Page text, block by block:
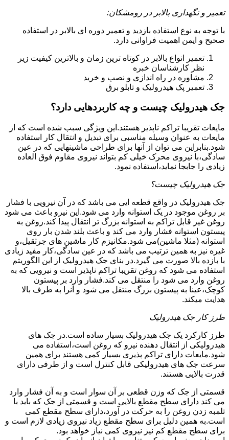
تعمیر و نگهداری بالابر در رومشکان:
با توجه به نوع استفاده بازدید و تعمیر دوره ای بالابر در استفاده
صحیح و ایمن اهمیت فراوانی دارد.
تعمیر انواع بالابر در کوتاه ترین زمان و بالاترین کیفیت زیر
نظر کارشناسان خبره
مشاوره در راه اندازی و نصب و خرید
تعمیر پک هیدرولیک و تابلو برق
جک هیدرولیک چیست و چه کاربردهایی دارد؟
مایعات تقریبا تراکم ناپذیر هستند.این ویژگی سبب شده است که از
مایعات به عنوان وسیله مناسبی برای تبدیل و انتقال کار استفاده
شود.بنابراین می توان از آنها برای طراحی ماشینهایی که در عین
سادگی،با نیروی محرک خیلی کم بتواند نیروی مقاوم فوق العاده
زیادی را جابجا نماید،استفاده نمود.
جک هیدرولیک چیست؟
جک هیدرولیک در واقع قطعه ایی می باشد که در آن نیرویی با فشار
بر روغن موجود در یک استوانه وارد می شود.این نیرو باعث می شود
روغن غیر قابل تراکم به استوانه بزرگ تر انتقال پیدا کند.روغن به
پیستون استوانه فشار وارد می کند و باعث بلند شدن بار روی
استوانه (مثلا ماشین)می شود.مکانیزم کار ماشین های جرثقیل،و
غیره نیز به همین ترتیب می باشد که در عین سادگی،کار مفید زیادی
با بازده بالا صورت می گیرد.در بنای جک هیدرولیک از این الگوریتم
استفاده می شود که روغن تقریبا تراکم ناپذیر است و نیرویی که به
روغن وارد می شود را منتقل می کند.فشار وارد بر پیستون
کوچک،عینا به پیستون بزرگ منتقل می شود و آنرا به طرف بالا
هدایت میکند.
طرز کار جک هیدرولیک
طرز کارکرد یک جک هیدرولیک بسیار ساده است.در جک های
هیدرولیکی از انتقال دهنده نیرو که روغن است،استفاده می
شود.مایعات دارای تراکم پذیری بسیار کمی هستند برای همین
سرعت جک های هیدرولیکی قابل کنترل است و از طرفی دارای
قدرت بالایی هستند.
قسمتی از جک که وزن قطعی بر آن سوار است و به آن فشار وارد
می کند دارای سطح مقطع بالایی است و قسمتی از جک که باید با
تلمبه زدن روغن را به حرکت در آورد،دارای سطح مقطع کمی
است.به همین دلیل برای سطح مقطع زیاد نیروی زیادی لازم است و
برای سطح مقطع کم نیز نیروی کمی نیاز خواهد بود.